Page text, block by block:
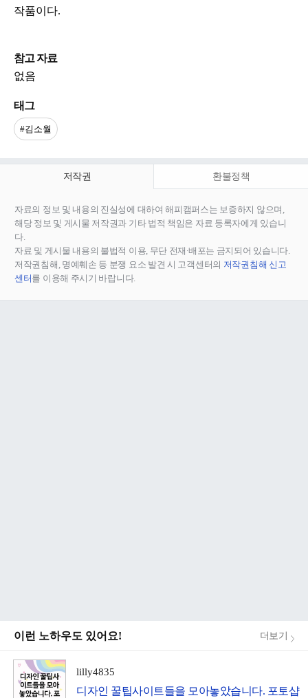
작품이다.
참고 자료
없음
태그
#김소월
저작권 환불정책
자료의 정보 및 내용의 진실성에 대하여 해피캠퍼스는 보증하지 않으며,
해당 정보 및 게시물 저작권과 기타 법적 책임은 자료 등록자에게 있습니
다.
자료 및 게시물 내용의 불법적 이용, 무단 전재∙배포는 금지되어 있습니다.
저작권침해, 명예훼손 등 분쟁 요소 발견 시 고객센터의 저작권침해 신고
센터를 이용해 주시기 바랍니다.
이런 노하우도 있어요! 더보기
lilly4835
디자인 꿀팁사이트들을 모아놓았습니다. 포토샵